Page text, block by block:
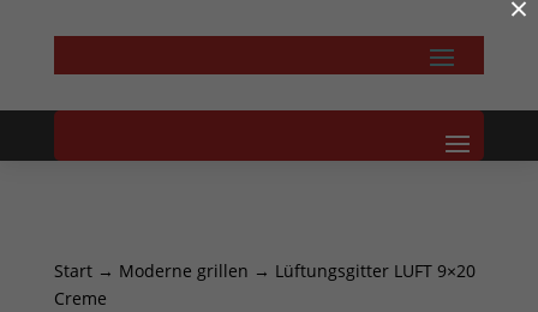
Start→ Moderne grillen → Lüftungsgitter LUFT 9×20
Creme